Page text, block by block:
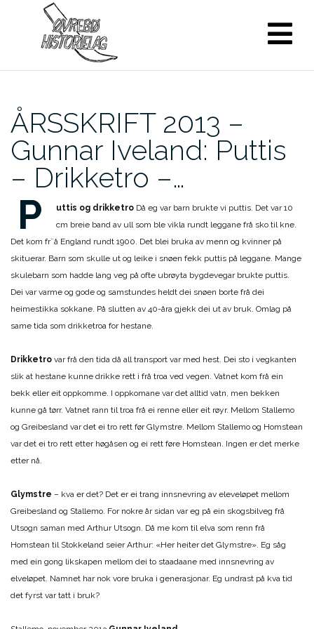
ÅRSSKRIFT 2013 –
Gunnar Iveland: Puttis
– Drikketro –…
P uttis og drikketro Då eg var barn brukte vi puttis. Det var 10
cm breie band av ull som ble vikla rundt leggane frå sko til kne.
Det kom fr¨å England rundt 1900. Det blei bruka av menn og kvinner på
skituerar. Barn som skulle ut og leike i snøen fekk puttis på leggane. Mange
skulebarn som hadde lang veg på ofte ubrøyta bygdevegar brukte puttis.
Dei var varme og gode og samstundes heldt dei snøen borte frå dei
heimestikka sokkane. På slutten av 40-åra gjekk dei ut av bruk. Omlag på
same tida som drikketroa for hestane.
Drikketro var frå den tida då all transport var med hest. Dei sto i vegkanten
slik at hestane kunne drikke rett i frå troa ved vegen. Vatnet kom frå ein
bekk eller eit oppkomme. I oppkomane var det alltid vatn, men bekken
kunne gå tørr. Vatnet rann til troa frå ei renne eller eit røyr. Mellom Stallemo
og Greibesland var det ei tro rett før Glymstre. Mellom Stallemo og Homstean
var det ei tro rett etter høgåsen og ei rett føre Homstean. Ingen er det merke
etter nå.
Glymstre – kva er det? Det er ei trang innsnevring av eleveløpet mellom
Greibesland og Stallemo. For nokre år sidan var eg på ein skogsbilveg frå
Utsogn saman med Arthur Utsogn. Då me kom til elva som renn frå
Homstean til Stokkeland seier Arthur: «Her heiter det Glymstre». Eg såg
med ein gong likskapen mellom dei to staadaane med innsnevring av
elveløpet. Namnet har nok vore bruka i generasjonar. Eg undrast på kva tid
det fyrst var tatt i bruk?